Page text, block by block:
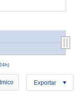
Exportar